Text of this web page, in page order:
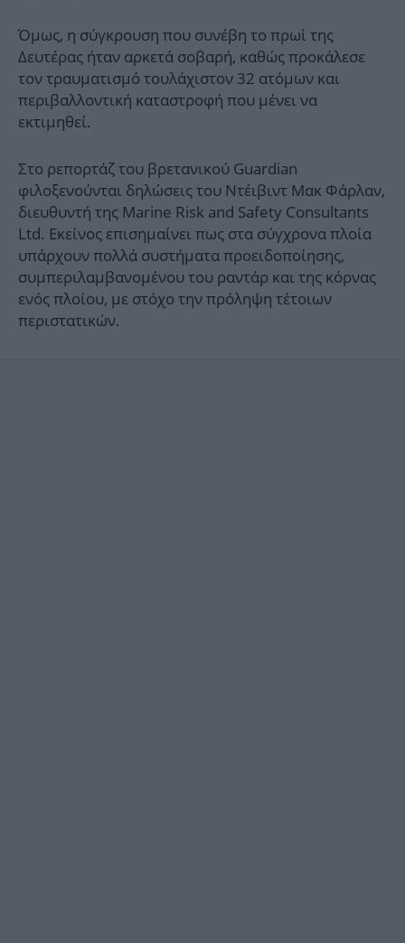
Όμως, η σύγκρουση που συνέβη το πρωί της
Δευτέρας ήταν αρκετά σοβαρή, καθώς προκάλεσε
τον τραυματισμό τουλάχιστον 32 ατόμων και
περιβαλλοντική καταστροφή που μένει να
εκτιμηθεί.
Στο ρεπορτάζ του βρετανικού Guardian
φιλοξενούνται δηλώσεις του Ντέιβιντ Μακ Φάρλαν,
διευθυντή της Marine Risk and Safety Consultants
Ltd. Εκείνος επισημαίνει πως στα σύγχρονα πλοία
υπάρχουν πολλά συστήματα προειδοποίησης,
συμπεριλαμβανομένου του ραντάρ και της κόρνας
ενός πλοίου, με στόχο την πρόληψη τέτοιων
περιστατικών.